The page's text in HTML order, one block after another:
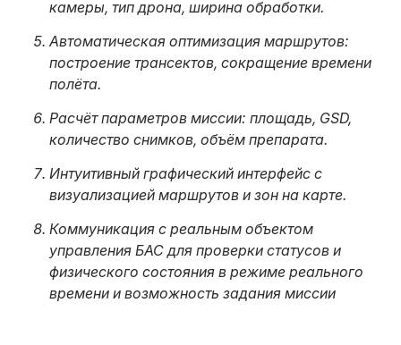
камеры, тип дрона, ширина обработки.
Автоматическая оптимизация маршрутов:
построение трансектов, сокращение времени
полёта.
Расчёт параметров миссии: площадь, GSD,
количество снимков, объём препарата.
Интуитивный графический интерфейс с
визуализацией маршрутов и зон на карте.
Коммуникация с реальным объектом
управления БАС для проверки статусов и
физического состояния в режиме реального
времени и возможность задания миссии